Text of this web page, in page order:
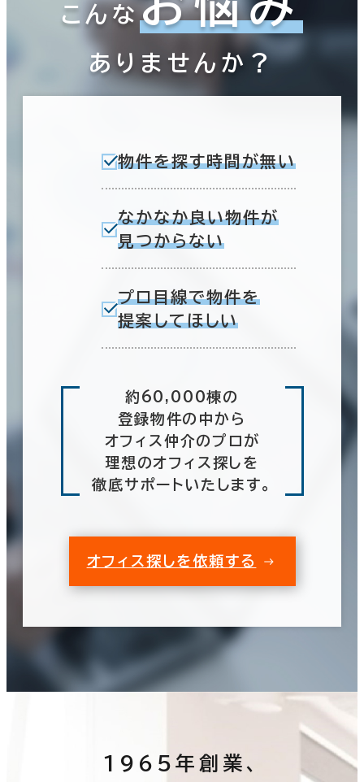
こんな
ありませんか？
物件を探す時間が無い
なかなか良い物件が
見つからない
プロ目線で物件を
提案してほしい
約60,000棟の
登録物件の中から
オフィス仲介のプロが
理想のオフィス探しを
徹底サポートいたします。
オフィス探しを依頼する
1965年創業、